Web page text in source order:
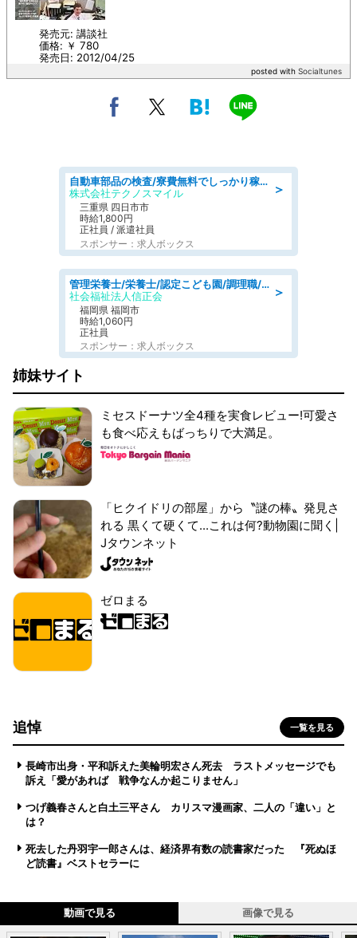
発売元: 講談社
価格: ￥ 780
発売日: 2012/04/25
posted with Socialtunes
＞
自動車部品の検査/寮費無料でしっかり稼げる denso aichi
株式会社テクノスマイル
三重県 四日市市
時給1,800円
正社員 / 派遣社員
スポンサー：求人ボックス
＞
管理栄養士/栄養士/認定こども園/調理職/認定こども園/週3日～相談可能
社会福祉法人信正会
福岡県 福岡市
時給1,060円
正社員
スポンサー：求人ボックス
姉妹サイト
ミセスドーナツ全4種を実食レビュー!可愛さ
も食べ応えもばっちりで大満足。
「ヒクイドリの部屋」から〝謎の棒〟発見さ
れる 黒くて硬くて...これは何?動物園に聞く|
Jタウンネット
ゼロまる
追悼 一覧を見る
長崎市出身・平和訴えた美輪明宏さん死去 ラストメッセージでも
訴え「愛があれば 戦争なんか起こりません」
つげ義春さんと白土三平さん カリスマ漫画家、二人の「違い」と
は？
死去した丹羽宇一郎さんは、経済界有数の読書家だった 『死ぬほ
ど読書』ベストセラーに
動画で見る 画像で見る